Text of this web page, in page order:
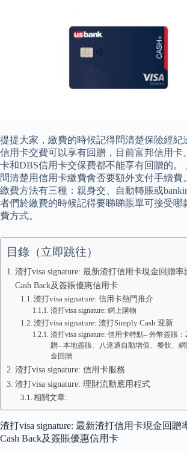
提提大家，繳費的時候記得問清楚保險經紀
信用卡交費可以享有回贈，目前富邦信用卡
卡和DBS信用卡交保費都不能享有回贈的。
問清楚用信用卡繳費會否要額外支付手續費
繳費方法有三種：親身交、自動轉賬或
者們於繳費的時候記得要睇睇賬單可接受哪
費方式。
目錄（立即跳往）
渣打visa signature: 最新渣打信用卡現金回贈率
Cash Back及簽賬優惠信用卡
渣打visa signature: 信用卡熱門推介
渣打visa signature: 網上購物
渣打visa signature: 渣打Simply Cash 迎新
渣打visa signature: 信用卡特點– 外幣簽賬：
贈– 本地簽賬、八達通自動增值、餐飲、網
金回贈
渣打visa signature: 信用卡服務
渣打visa signature: 理財流動應用程式
相關文章:
渣打visa signature: 最新渣打信用卡現金回贈
Cash Back及簽賬優惠信用卡